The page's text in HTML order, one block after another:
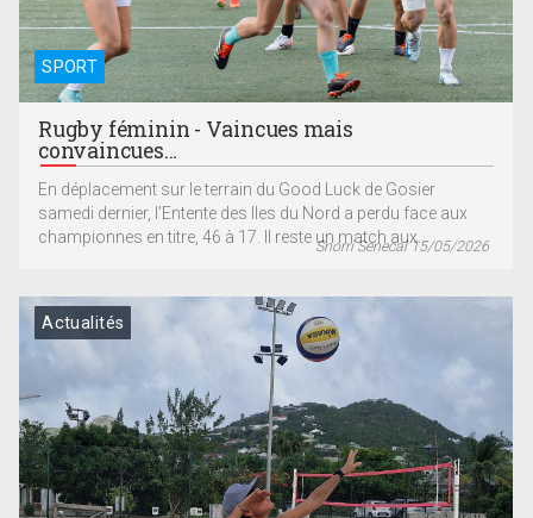
SPORT
Rugby féminin - Vaincues mais
convaincues…
En déplacement sur le terrain du Good Luck de Gosier
samedi dernier, l’Entente des Iles du Nord a perdu face aux
championnes en titre, 46 à 17. Il reste un match aux...
Snorri Senecal 15/05/2026
Actualités